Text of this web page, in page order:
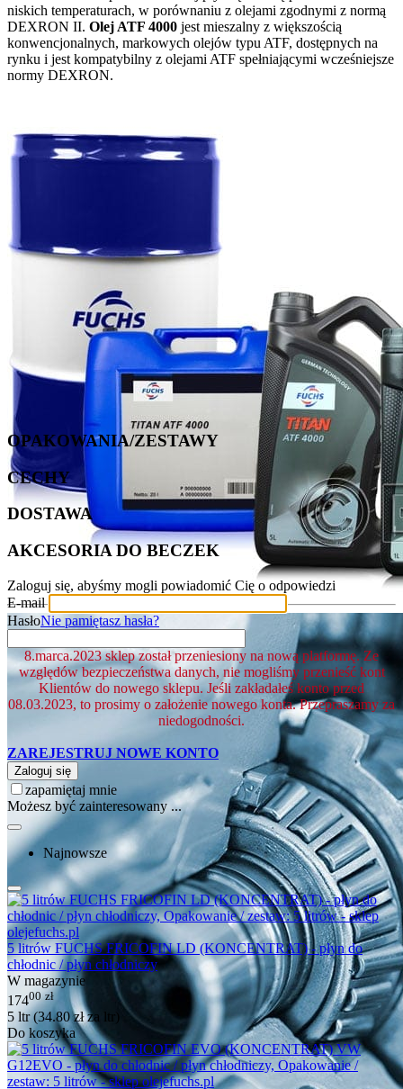
niskich temperaturach, w porównaniu z olejami zgodnymi z normą
DEXRON II. Olej ATF 4000 jest mieszalny z większością
konwencjonalnych, markowych olejów typu ATF, dostępnych na
rynku i jest kompatybilny z olejami ATF spełniającymi wcześniejsze
normy DEXRON.
OPAKOWANIA/ZESTAWY
CECHY
DOSTAWA
AKCESORIA DO BECZEK
Zaloguj się, abyśmy mogli powiadomić Cię o odpowiedzi
E-mail
HasłoNie pamiętasz hasła?
8.marca.2023 sklep został przeniesiony na nową platformę. Ze
względów bezpieczeństwa danych, nie mogliśmy przenieść kont
Klientów do nowego sklepu. Jeśli zakładałeś konto przed
08.03.2023, to prosimy o założenie nowego konta. Przepraszamy za
niedogodności.
ZAREJESTRUJ NOWE KONTO
Zaloguj się
zapamiętaj mnie
Możesz być zainteresowany ...
Najnowsze
5 litrów FUCHS FRICOFIN LD (KONCENTRAT) - płyn do
chłodnic / płyn chłodniczy
W magazynie
17400 zł
5 ltr (34.80złza ltr)
Do koszyka